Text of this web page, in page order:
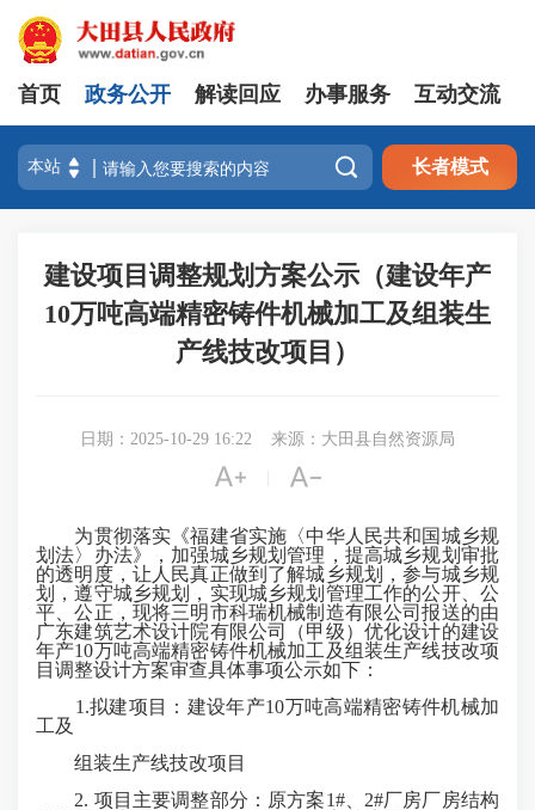
首页 政务公开 解读回应 办事服务 互动交流
 长者模式
建设项目调整规划方案公示（建设年产
10万吨高端精密铸件机械加工及组装生
产线技改项目）
日期：2025-10-29 16:22 来源：大田县自然资源局
 
为贯彻落实《福建省实施〈中华人民共和国城乡规
划法〉办法》，加强城乡规划管理，提高城乡规划审批
的透明度，让人民真正做到了解城乡规划，参与城乡规
划，遵守城乡规划，实现城乡规划管理工作的公开、公
平、公正，现将三明市科瑞机械制造有限公司报送的由
广东建筑艺术设计院有限公司（甲级）优化设计的建设
年产10万吨高端精密铸件机械加工及组装生产线技改项
目调整设计方案审查具体事项公示如下：
1.拟建项目：建设年产10万吨高端精密铸件机械加
工及
组装生产线技改项目
2. 项目主要调整部分：原方案1#、2#厂房厂房结构